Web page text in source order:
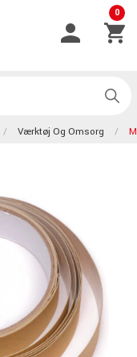
0
Værktøj Og Omsorg